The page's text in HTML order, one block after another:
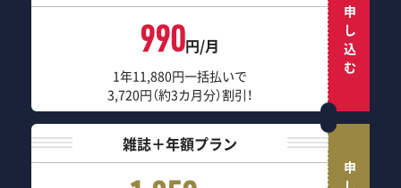
990円/月
1年11,880円一括払いで
3,720円（約3カ月分）割引！
申し込む
雑誌＋年額プラン